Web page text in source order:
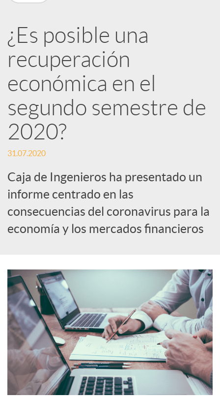
e
d
e
s
S
o
c
i
a
l
e
s
¿Es posible una
recuperación
económica en el
segundo semestre de
2020?
31.07.2020
Caja de Ingenieros ha presentado un
informe centrado en las
consecuencias del coronavirus para la
economía y los mercados financieros